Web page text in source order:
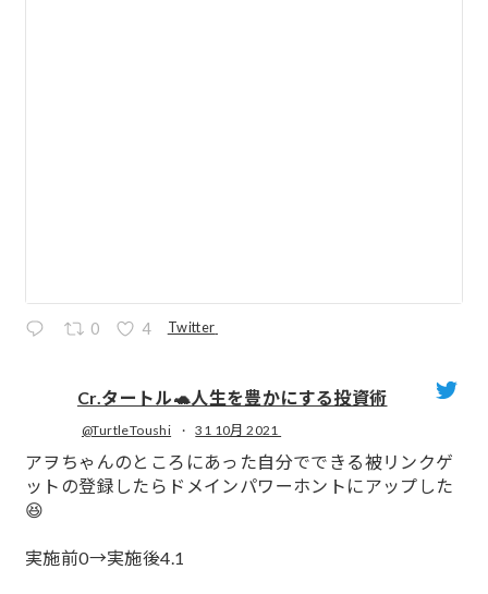
0 4 Twitter
Cr.タートル🐢人生を豊かにする投資術
@TurtleToushi · 31 10月 2021
アヲちゃんのところにあった自分でできる被リンクゲ
ットの登録したらドメインパワーホントにアップした
😆
実施前0→実施後4.1